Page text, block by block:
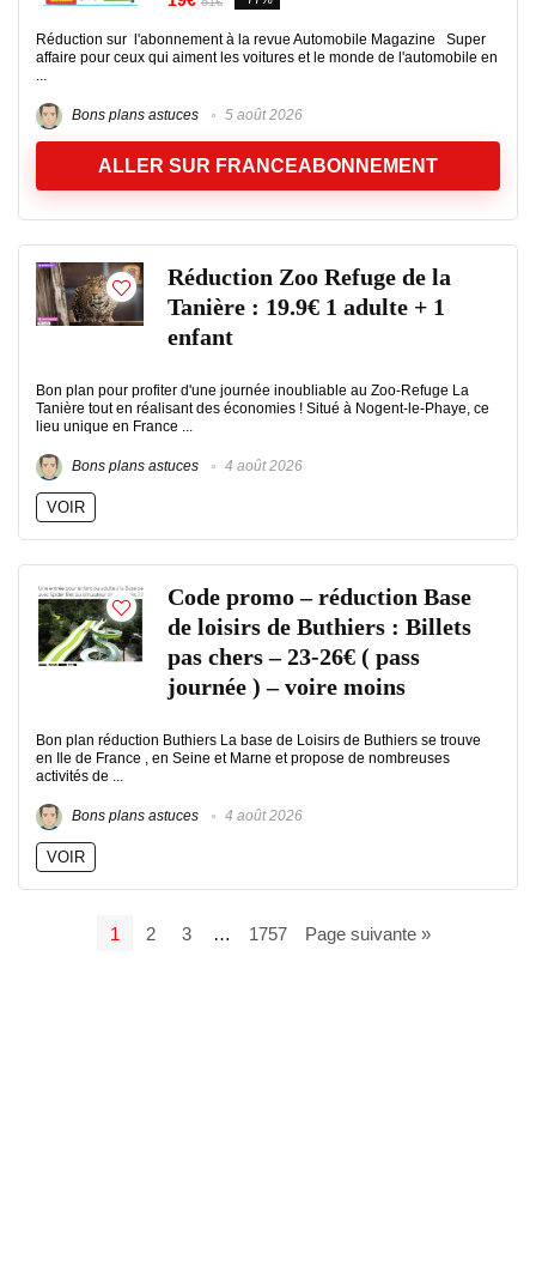
Réduction sur l'abonnement à la revue Automobile Magazine Super
affaire pour ceux qui aiment les voitures et le monde de l'automobile en
...
Bons plans astuces 5 août 2026
ALLER SUR FRANCEABONNEMENT
Réduction Zoo Refuge de la
Tanière : 19.9€ 1 adulte + 1
enfant
Bon plan pour profiter d'une journée inoubliable au Zoo-Refuge La
Tanière tout en réalisant des économies ! Situé à Nogent-le-Phaye, ce
lieu unique en France ...
Bons plans astuces 4 août 2026
VOIR
Code promo – réduction Base
de loisirs de Buthiers : Billets
pas chers – 23-26€ ( pass
journée ) – voire moins
Bon plan réduction Buthiers La base de Loisirs de Buthiers se trouve
en Ile de France , en Seine et Marne et propose de nombreuses
activités de ...
Bons plans astuces 4 août 2026
VOIR
1 2 3 … 1757 Page suivante »